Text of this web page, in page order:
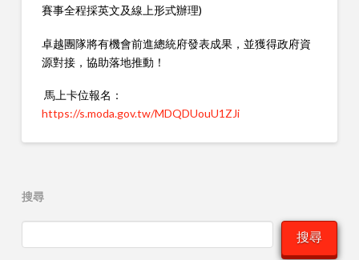
賽事全程採英文及線上形式辦理)
卓越團隊將有機會前進總統府發表成果，並獲得政府資
源對接，協助落地推動！
馬上卡位報名：
https://s.moda.gov.tw/MDQDUouU1ZJi
搜尋
搜尋